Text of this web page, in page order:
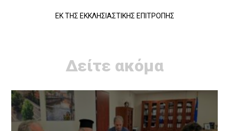
ΕΚ ΤΗΣ ΕΚΚΛΗΣΙΑΣΤΙΚΗΣ ΕΠΙΤΡΟΠΗΣ
Δείτε ακόμα